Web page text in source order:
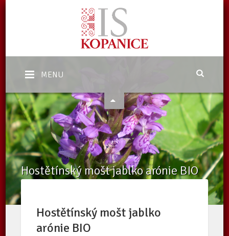
MENU
Hostětínský mošt jablko arónie BIO
Hostětínský mošt jablko
arónie BIO